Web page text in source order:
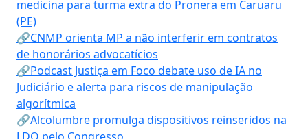
medicina para turma extra do Pronera em Caruaru
(PE)
🔗CNMP orienta MP a não interferir em contratos
de honorários advocatícios
🔗Podcast Justiça em Foco debate uso de IA no
Judiciário e alerta para riscos de manipulação
algorítmica
🔗Alcolumbre promulga dispositivos reinseridos na